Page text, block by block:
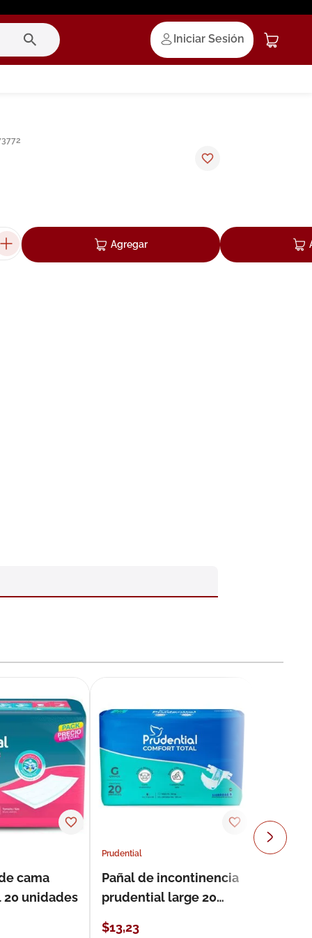
Iniciar Sesión
Agregar
cama
unidades
Prudential
Pañal de incontinencia
prudential large 20
$13,23